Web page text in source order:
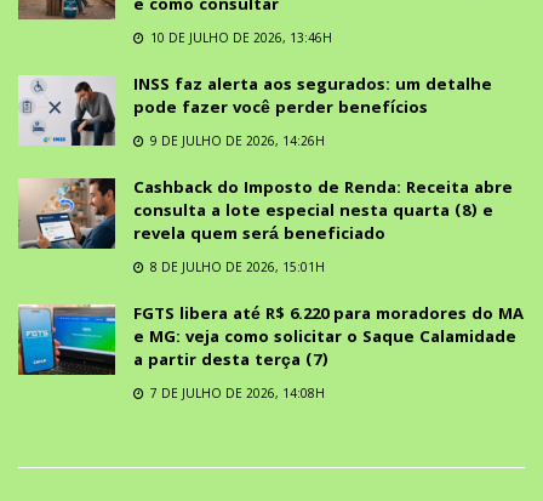
e como consultar
10 DE JULHO DE 2026, 13:46H
INSS faz alerta aos segurados: um detalhe
pode fazer você perder benefícios
9 DE JULHO DE 2026, 14:26H
Cashback do Imposto de Renda: Receita abre
consulta a lote especial nesta quarta (8) e
revela quem será beneficiado
8 DE JULHO DE 2026, 15:01H
FGTS libera até R$ 6.220 para moradores do MA
e MG: veja como solicitar o Saque Calamidade
a partir desta terça (7)
7 DE JULHO DE 2026, 14:08H